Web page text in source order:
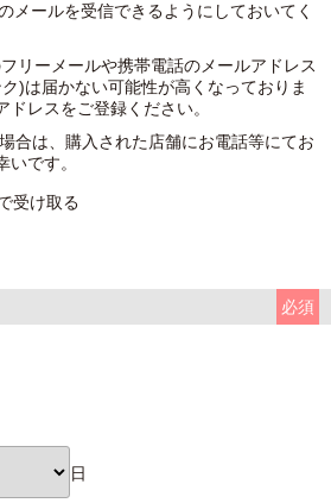
メールを受信できるようにしておいてく
リーメールや携帯電話のメールアドレス
)は届かない可能性が高くなっておりま
レスをご登録ください。
合は、購入された店舗にお電話等にてお
です。
受け取る
必須
日